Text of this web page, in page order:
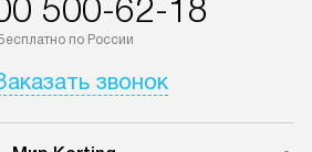
500-62-18
по России
звонок